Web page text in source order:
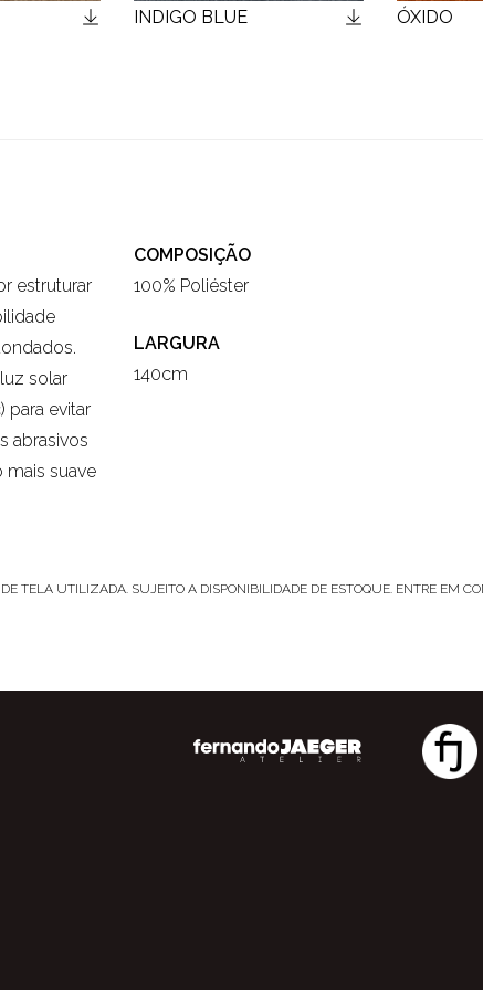
INDIGO BLUE ÓXIDO
estruturar
solar
para evitar
abrasivos
mais suave
COMPOSIÇÃO
100% Poliéster
LARGURA
140cm
TELA UTILIZADA. SUJEITO A DISPONIBILIDADE DE ESTOQUE. ENTRE EM